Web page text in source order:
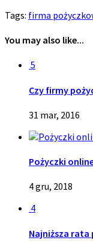
Tags: firma
You may also like...
5
Czy firmy
31 mar, 2016
Pożyczki
4 gru, 2018
4
Najniższa rata